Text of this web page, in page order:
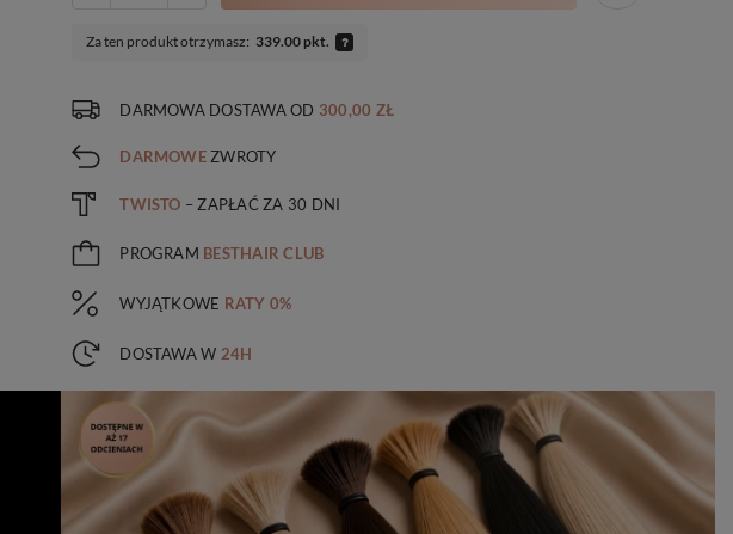
Za ten produkt otrzymasz: 339.00 pkt.
DARMOWA DOSTAWAOD 300,00 ZŁ
DARMOWEZWROTY
TWISTO – ZAPŁAĆ ZA 30 DNI
PROGRAM BESTHAIR CLUB
WYJĄTKOWE RATY 0%
DOSTAWA W 24H